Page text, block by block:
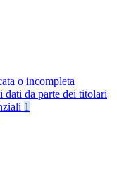
o incompleta
dati da parte dei titolari
1